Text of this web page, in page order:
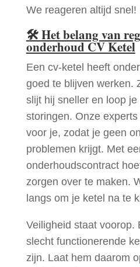
We reageren altijd snel!
🛠Het belang van
onderhoud CV Ketel
Een cv-ketel heeft
goed te blijven werken.
slijt hij sneller en loop
storingen. Onze
voor je, zodat je geen
problemen krijgt. Met
onderhoudscontract
zorgen over te maken.
langs om je ketel na te
Veiligheid staat voorop.
slecht functionerende
zijn. Laat hem daarom